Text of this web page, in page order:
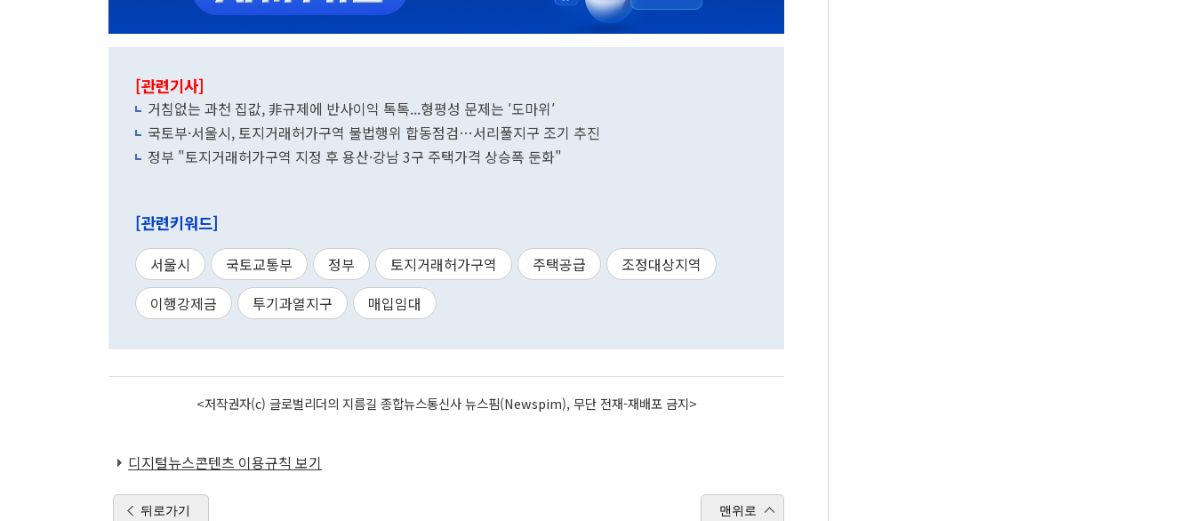
[관련기사]
거침없는 과천 집값, 非규제에 반사이익 톡톡...형평성 문제는 ′도마위′
국토부·서울시, 토지거래허가구역 불법행위 합동점검…서리풀지구 조기 추진
정부 "토지거래허가구역 지정 후 용산·강남 3구 주택가격 상승폭 둔화"
[관련키워드]
서울시 국토교통부 정부 토지거래허가구역 주택공급
조정대상지역
이행강제금
투기과열지구 매입임대
<저작권자(c) 글로벌리더의 지름길 종합뉴스통신사 뉴스핌(Newspim), 무단 전재-재배포 금지>
디지털뉴스콘텐츠 이용규칙 보기
뒤로가기 맨위로